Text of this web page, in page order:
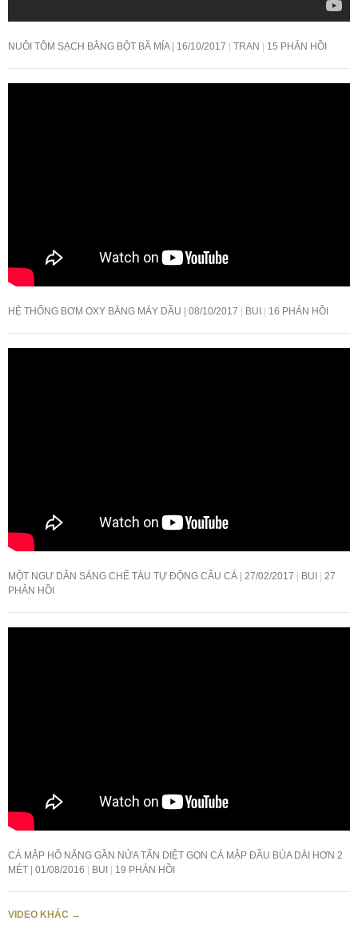
NUÔI TÔM SẠCH BẰNG BỘT BÃ MÍA 16/10/2017 TRAN 15 PHẢN HỒI
HỆ THỐNG BƠM OXY BẰNG MÁY DẦU 08/10/2017 BUI 16 PHẢN HỒI
MỘT NGƯ DÂN SÁNG CHẾ TÀU TỰ ĐỘNG CÂU CÁ 27/02/2017 BUI
27
PHẢN HỒI
CÁ MẬP HỔ NẶNG GẦN NỬA TẤN DIỆT GỌN CÁ MẬP ĐẦU BÚA DÀI HƠN 2
MÉT
01/08/2016 BUI 19 PHẢN HỒI
VIDEO KHÁC →